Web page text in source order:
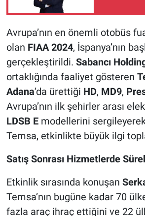
Avrupa’nın en önemli otobüs
olan FIAA 2024, İspanya’nın
gerçekleştirildi. Sabancı
ortaklığında faaliyet gösteren
Adana’da ürettiği HD, MD9,
Avrupa’nın ilk şehirler arası
LDSB Emodellerini
Temsa, etkinlikte büyük ilgi
Satış Sonrası Hizmetlerde
Etkinlik sırasında konuşan
Temsa’nın bugüne kadar 70
fazla araç ihraç ettiğini ve 22